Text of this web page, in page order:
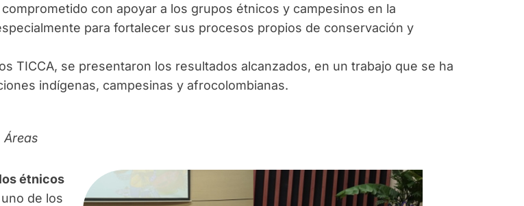
con apoyar a los grupos étnicos y campesinos en la
para fortalecer sus procesos propios de conservación y
TICCA, se presentaron los resultados alcanzados, en un trabajo que se ha
indígenas, campesinas y afrocolombianas.
Áreas
étnicos
de los